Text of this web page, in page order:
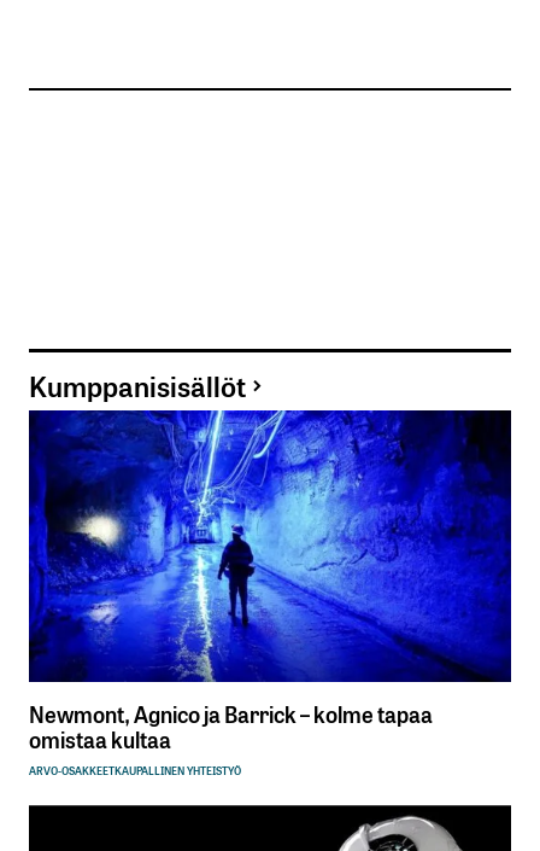
Kumppanisisällöt
Newmont, Agnico ja Barrick – kolme tapaa
omistaa kultaa
ARVO-OSAKKEETKAUPALLINEN YHTEISTYÖ